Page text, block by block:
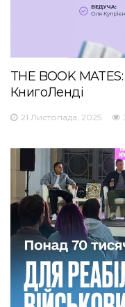
THE BOOK
КнигоЛенді
21 Листопада, 2025